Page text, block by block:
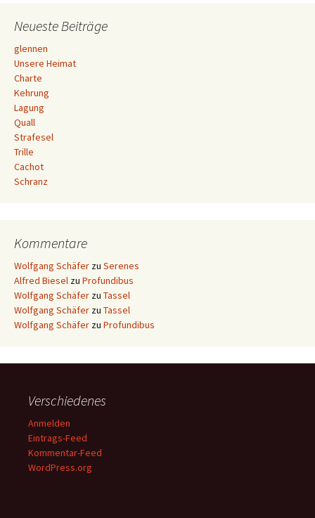
Navigation
Neueste Beiträge
glennen
Unsere Heimat
Charte
Kehrung
Lagung
Quall
Strafesel
Trille
Cachot
Schranz
Kommentare
Wolfgang Schäfer zu Serenes
Alfred Biesel zu Profundibus
Wolfgang Schäfer zu Tassel
Wolfgang Schäfer zu Tassel
Wolfgang Schäfer zu Profundibus
Verschiedenes
Anmelden
Eintrags-Feed
Kommentar-Feed
WordPress.org